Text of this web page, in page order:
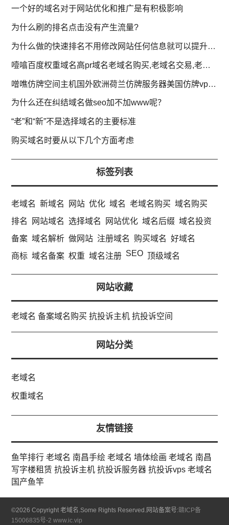
一个好的域名对于网站优化和推广是有积极影响
为什么刷的排名点击没有产生流量?
为什么做的快速排名不用修改网站任何信息就可以提升排名?
噎噏百度权重域名高pr域名老域名购买,老域名交易,老域名出售,已备案域名,百度搜狗收录域名,外链反链域名
噌噍仿牌空间主机国外欧洲荷兰仿牌服务器美国仿牌vps推荐,外贸抗投诉服务器,免投诉vps,防投诉主机空间
为什么还在纠结域名做seo加不加www呢？
“老”和“新”不是选择域名的主要标准
购买域名时要从以下几个方面考虑
标签列表
老域名 新域名 网站 优化 域名 老域名购买 域名购买
排名
网站域名 选择域名 网站优化 域名后缀 域名投资
备案 域名解析 做网站 注册域名 购买域名
好域名
商标 域名备案 权重 域名注册 SEO 顶级域名
网站收藏
老域名 备案域名购买 抗投诉主机 抗投诉空间
网站分类
老域名
权重域名
友情链接
鱼竿排行 老域名 南昌手绘 老域名 墙体绘画 老域名 南昌
写字楼租赁 抗投诉主机 抗投诉服务器 抗投诉vps 老域名
国产鱼竿
©2026 Copyright 老域名.Some Rights Reserved.网站备案号:赣ICP备
15006835号-2 www.ic.vip